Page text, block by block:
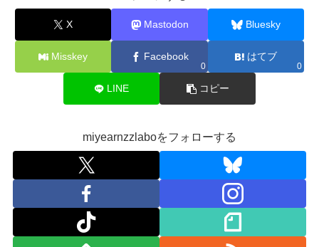
X Mastodon Bluesky
Misskey Facebook
0
はてブ
0
LINE コピー
miyearnzzlaboをフォローする